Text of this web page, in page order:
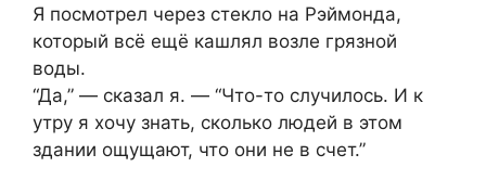
Я посмотрел через стекло на Рэймонда,
который всё ещё кашлял возле грязной
воды.
“Да,” — сказал я. — “Что-то случилось. И к
утру я хочу знать, сколько людей в этом
здании ощущают, что они не в счет.”